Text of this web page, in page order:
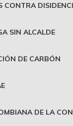
CONTRA
SIN ALCALDE
DE CARBÓN
DE LA